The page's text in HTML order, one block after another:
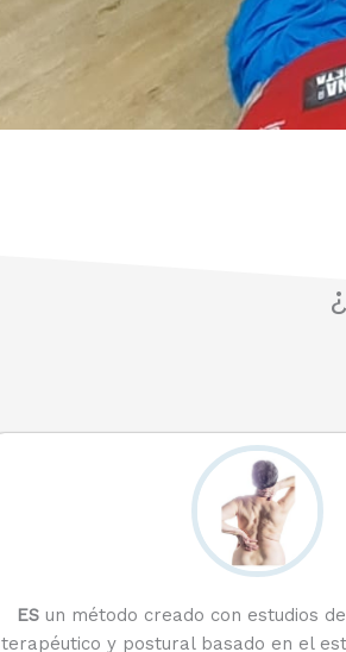
ES un método creado con estudios
terapéutico y postural basado en el